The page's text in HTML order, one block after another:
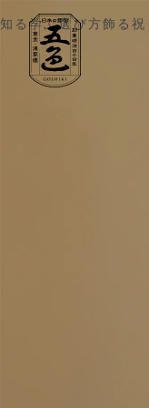
知る学ぶ選び方飾る 祝